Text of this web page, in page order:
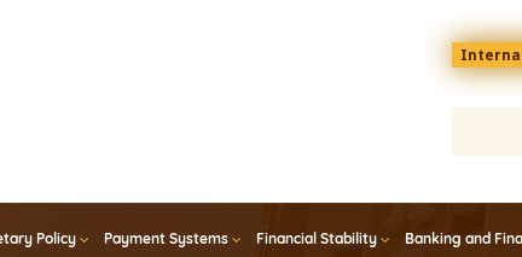
Menu
top
En
Policy Payment Systems Financial Stability Banking and